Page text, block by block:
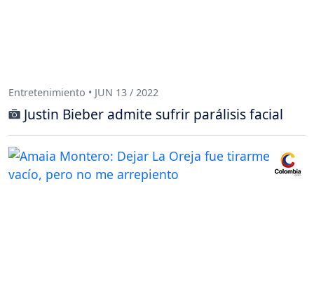
Entretenimiento • JUN 13 / 2022
Justin Bieber admite sufrir parálisis facial